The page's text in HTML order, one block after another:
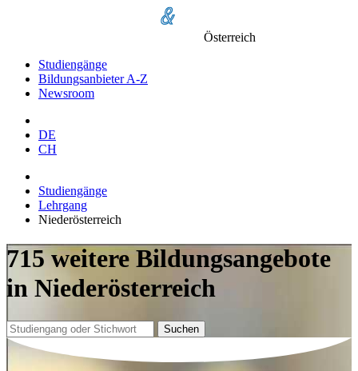
Österreich
Studiengänge
Bildungsanbieter A-Z
Newsroom
DE
CH
Studiengänge
Lehrgang
Niederösterreich
715 weitere Bildungsangebote
in Niederösterreich
Suchen